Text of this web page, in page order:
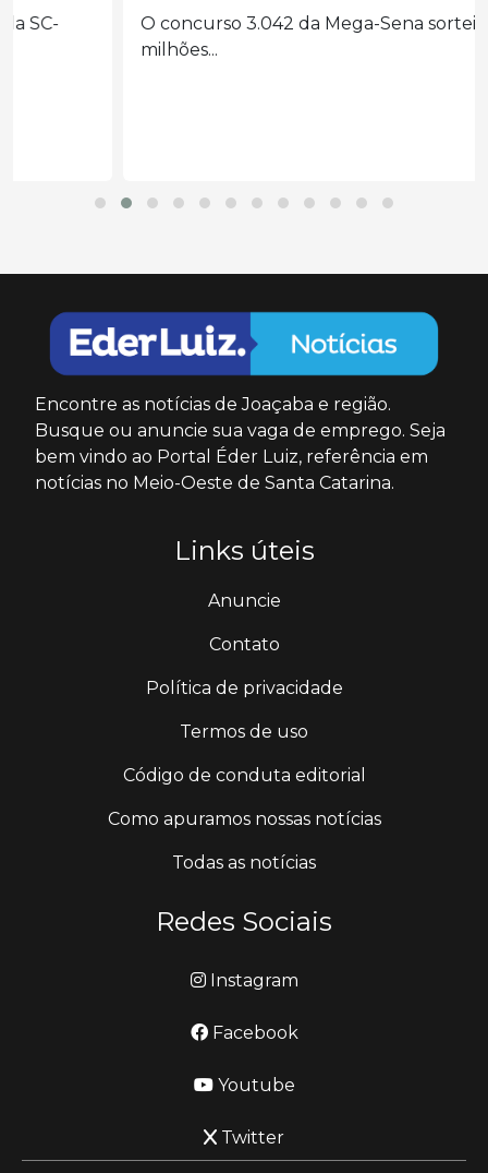
O concurso 3.042 da Mega-Sena sorteia R$ 165
Encontre as notícias de Joaçaba e região.
Busque ou anuncie sua vaga de emprego. Seja
bem vindo ao Portal Éder Luiz, referência em
notícias no Meio-Oeste de Santa Catarina.
Links úteis
Anuncie
Contato
Política de privacidade
Termos de uso
Código de conduta editorial
Como apuramos nossas notícias
Todas as notícias
Redes Sociais
Instagram
Facebook
Youtube
Twitter